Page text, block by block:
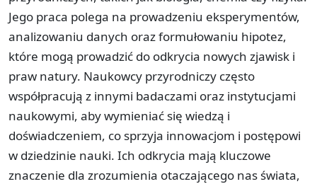
Jego praca polega na prowadzeniu eksperymentów,
analizowaniu danych oraz formułowaniu hipotez,
które mogą prowadzić do odkrycia nowych zjawisk i
praw natury. Naukowcy przyrodniczy często
współpracują z innymi badaczami oraz instytucjami
naukowymi, aby wymieniać się wiedzą i
doświadczeniem, co sprzyja innowacjom i postępowi
w dziedzinie nauki. Ich odkrycia mają kluczowe
znaczenie dla zrozumienia otaczającego nas świata,